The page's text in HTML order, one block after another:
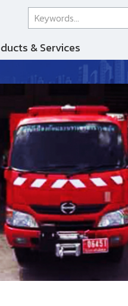
& Services